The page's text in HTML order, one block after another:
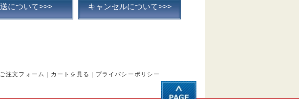
について>>> キャンセルについて>>>
ご注文フォーム カートを見る プライバシーポリシー